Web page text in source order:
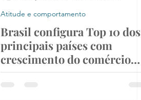
Atitude e comportamento
Brasil configura Top 10 dos
principais países com
crescimento do comércio
eletrônico